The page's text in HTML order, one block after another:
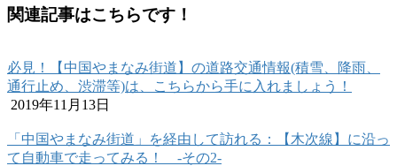
関連記事はこちらです！
必見！【中国やまなみ街道】の道路交通情報(積雪、降雨、
通行止め、渋滞等)は、こちらから手に入れましょう！
2019年11月13日
「中国やまなみ街道」を経由して訪れる：【木次線】に沿っ
て自動車で走ってみる！ -その2-